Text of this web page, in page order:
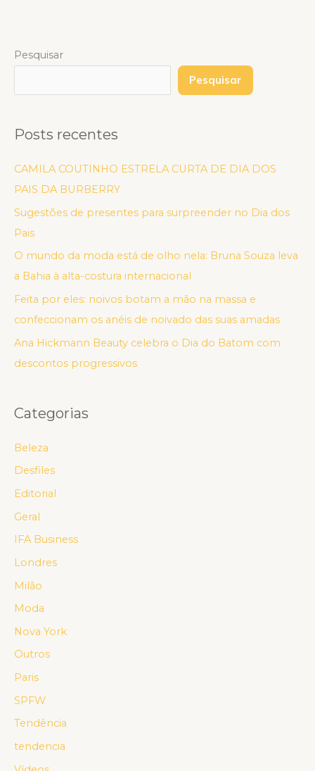
Pesquisar
Pesquisar
Posts recentes
CAMILA COUTINHO ESTRELA CURTA DE DIA DOS
PAIS DA BURBERRY
Sugestões de presentes para surpreender no Dia dos
Pais
O mundo da moda está de olho nela: Bruna Souza leva
a Bahia à alta-costura internacional
Feita por eles: noivos botam a mão na massa e
confeccionam os anéis de noivado das suas amadas
Ana Hickmann Beauty celebra o Dia do Batom com
descontos progressivos
Categorias
Beleza
Desfiles
Editorial
Geral
IFA Business
Londres
Milão
Moda
Nova York
Outros
Paris
SPFW
Tendência
tendencia